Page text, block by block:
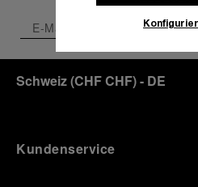
Schweiz(CHF CHF)- DE
Kundenservice
Klicken Sie auf „Alle
erwähnten Cookies zu
verwendet werden dürfen.